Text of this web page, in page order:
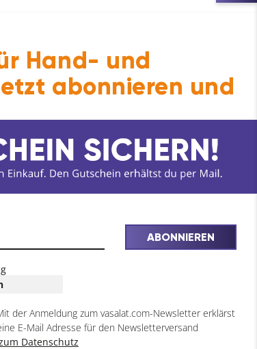
Hand- und
abonnieren und
ABONNIEREN
der Anmeldung zum vasalat.com-Newsletter erklärst
E-Mail Adresse für den Newsletterversand
Datenschutz